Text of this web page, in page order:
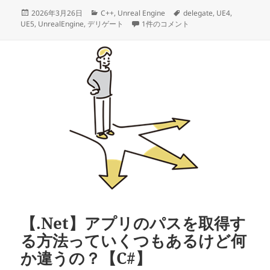
投
稿
2026年3月26日
カ
テ
リ
ー
C++, Unreal Engine
タ
グ
delegate, UE4,
UE5, UnrealEngine,デリゲート 【UE4/UE5 C++】デリゲートの使い方
1件のコメント
【.Net】アプリのパスを取得す
る方法っていくつもあるけど何
か違うの？【C#】